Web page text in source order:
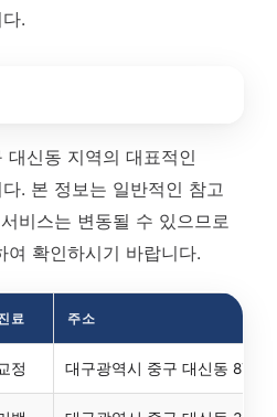
.
대신동 지역의 대표적인
. 본 정보는 일반적인 참고
비스는 변동될 수 있으므로
확인하시기 바랍니다.
료 주소
정 대구광역시 중구 대신동 872